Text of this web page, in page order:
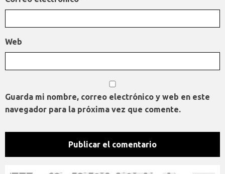
Web
Guarda mi nombre, correo electrónico y web en este
navegador para la próxima vez que comente.